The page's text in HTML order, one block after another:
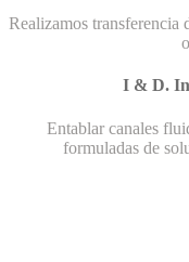
Realizamos transferencia
I & D.
Entablar canales
formuladas de